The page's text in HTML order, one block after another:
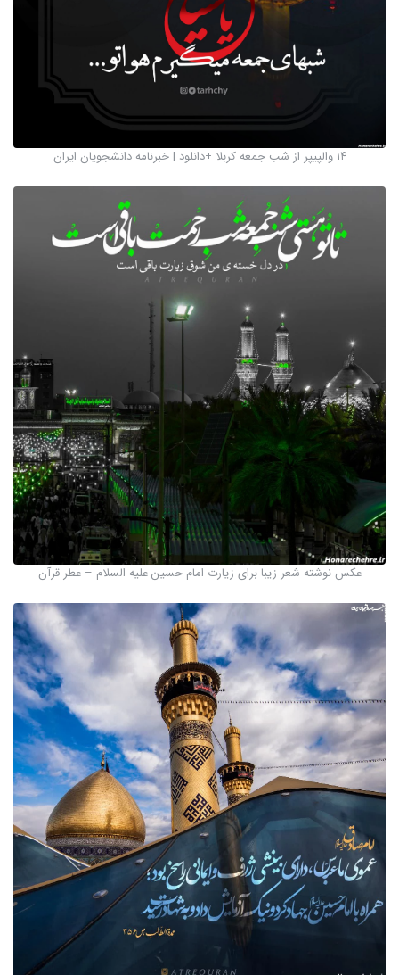
۱۴ والپیپر از شب جمعه کربلا +دانلود | خبرنامه دانشجویان ایران
عکس نوشته شعر زیبا برای زیارت امام حسین علیه السلام – عطر قرآن